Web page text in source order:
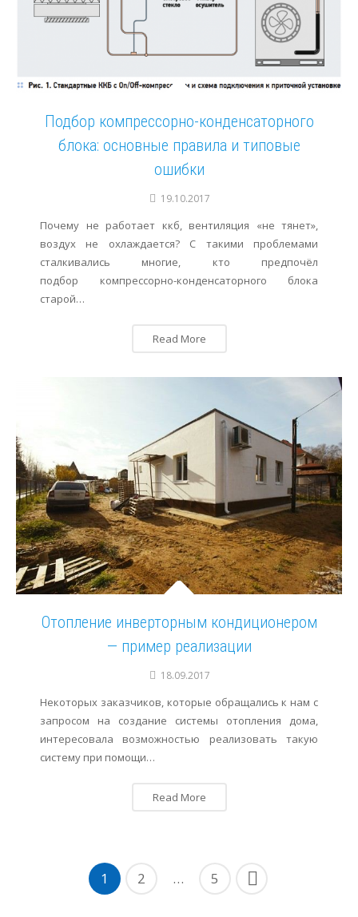
Подбор компрессорно-конденсаторного
блока: основные правила и типовые
ошибки
19.10.2017
Почему не работает ккб, вентиляция «не тянет»,
воздух не охлаждается? С такими проблемами
сталкивались многие, кто предпочёл
подбор компрессорно-конденсаторного блока
старой…
Read More
Отопление инверторным кондиционером
— пример реализации
18.09.2017
Некоторых заказчиков, которые обращались к нам с
запросом на создание системы отопления дома,
интересовала возможностью реализовать такую
систему при помощи…
Read More
1 2 … 5